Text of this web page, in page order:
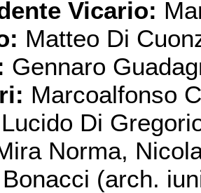
Vicario:
Matteo Di
Gennaro
Marcoalfonso
Di
Norma,
(arch.